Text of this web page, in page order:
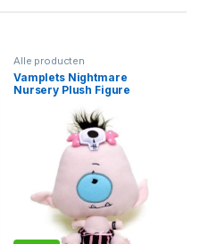
Alle producten
Vamplets Nightmare
Nursery Plush Figure